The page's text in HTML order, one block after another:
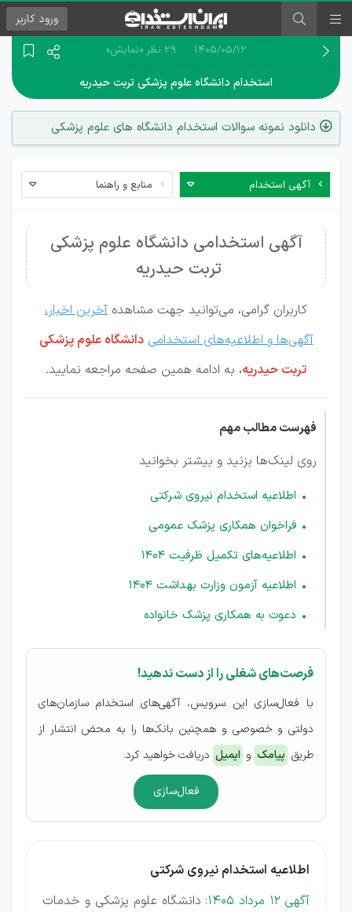
ورود کاربر
۱۴۰۵/۰۵/۱۲ 29 نظر «نمایش»
استخدام دانشگاه علوم پزشکی تربت حیدریه
دانلود نمونه سوالات استخدام دانشگاه های علوم پزشکی
آگهی استخدام منابع و راهنما
آگهی استخدامی دانشگاه علوم پزشکی
تربت حیدریه
کاربران گرامی، می‌توانید جهت مشاهده آخرین اخبار،
آگهی‌ها و اطلاعیه‌های استخدامی دانشگاه علوم پزشکی
تربت حیدریه، به ادامه همین صفحه مراجعه نمایید.
فهرست مطالب مهم
روی لینک‌ها بزنید و بیشتر بخوانید
اطلاعیه استخدام نیروی شرکتی
فراخوان همکاری پزشک عمومی
اطلاعیه‌های تکمیل ظرفیت 1404
اطلاعیه آزمون وزارت بهداشت 1404
دعوت به همکاری پزشک خانواده
فرصت‌های شغلی را از دست ندهید!
با فعال‌سازی این سرویس، آگهی‌های استخدام سازمان‌های
دولتی و خصوصی و همچنین بانک‌ها را به محض انتشار از
طریق پیامک و ایمیل دریافت خواهید کرد.
فعال‌سازی
اطلاعیه استخدام نیروی شرکتی
آگهی 12 مرداد 1405:
دانشگاه علوم پزشکی و خدمات